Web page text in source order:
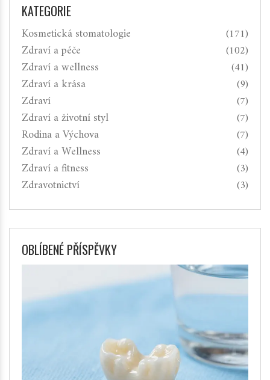
KATEGORIE
Kosmetická stomatologie (171)
Zdraví a péče (102)
Zdraví a wellness (41)
Zdraví a krása (9)
Zdraví (7)
Zdraví a životní styl (7)
Rodina a Výchova (7)
Zdraví a Wellness (4)
Zdraví a fitness (3)
Zdravotnictví (3)
OBLÍBENÉ PŘÍSPĚVKY